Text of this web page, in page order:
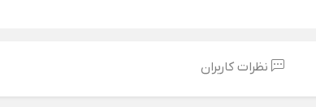
نظرات کاربران